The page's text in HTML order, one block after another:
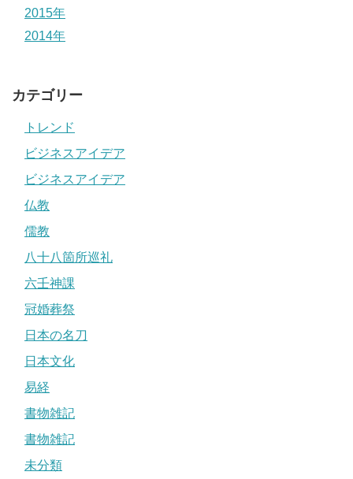
2015年
2014年
カテゴリー
トレンド
ビジネスアイデア
ビジネスアイデア
仏教
儒教
八十八箇所巡礼
六壬神課
冠婚葬祭
日本の名刀
日本文化
易経
書物雑記
書物雑記
未分類